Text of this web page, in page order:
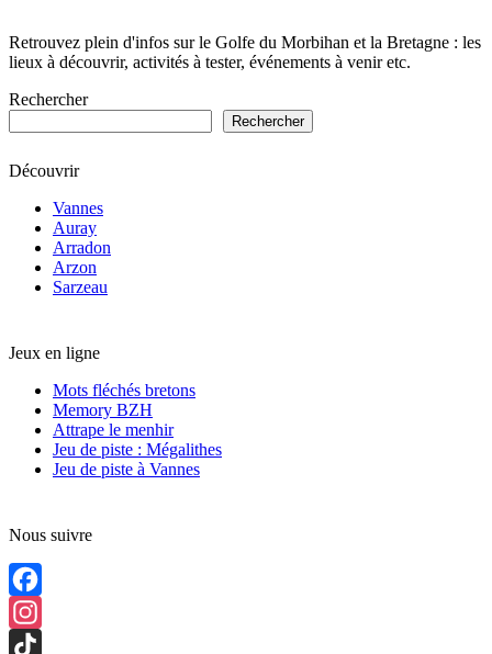
Retrouvez plein d'infos sur le Golfe du Morbihan et la Bretagne : les
lieux à découvrir, activités à tester, événements à venir etc.
Rechercher
Rechercher
Découvrir
Vannes
Auray
Arradon
Arzon
Sarzeau
Jeux en ligne
Mots fléchés bretons
Memory BZH
Attrape le menhir
Jeu de piste : Mégalithes
Jeu de piste à Vannes
Nous suivre
Facebook
Instagram